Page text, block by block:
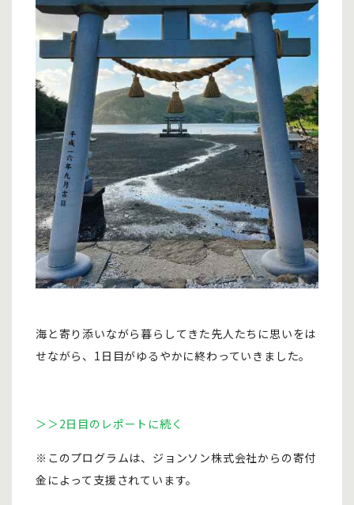
海と寄り添いながら暮らしてきた先人たちに思いをは
せながら、1日目がゆるやかに終わっていきました。
＞＞2日目のレポートに続く
※このプログラムは、ジョンソン株式会社からの寄付
金によって支援されています。